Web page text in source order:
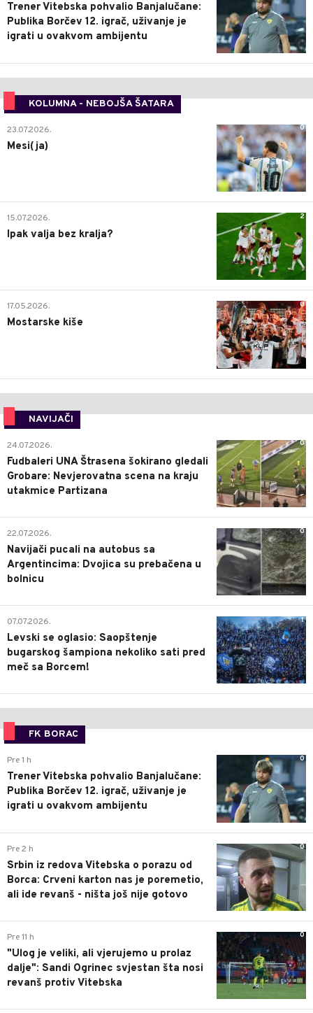
Trener Vitebska pohvalio Banjalučane:
Publika Borčev 12. igrač, uživanje je
igrati u ovakvom ambijentu
KOLUMNA - NEBOJŠA ŠATARA
0
23.07.2026.
Mesi(ja)
2
15.07.2026.
Ipak valja bez kralja?
0
17.05.2026.
Mostarske kiše
NAVIJAČI
0
24.07.2026.
Fudbaleri UNA Štrasena šokirano gledali
Grobare: Nevjerovatna scena na kraju
utakmice Partizana
0
22.07.2026.
Navijači pucali na autobus sa
Argentincima: Dvojica su prebačena u
bolnicu
1
07.07.2026.
Levski se oglasio: Saopštenje
bugarskog šampiona nekoliko sati pred
meč sa Borcem!
FK BORAC
0
Pre 1 h
Trener Vitebska pohvalio Banjalučane:
Publika Borčev 12. igrač, uživanje je
igrati u ovakvom ambijentu
0
Pre 2 h
Srbin iz redova Vitebska o porazu od
Borca: Crveni karton nas je poremetio,
ali ide revanš - ništa još nije gotovo
0
Pre 11 h
"Ulog je veliki, ali vjerujemo u prolaz
dalje": Sandi Ogrinec svjestan šta nosi
revanš protiv Vitebska